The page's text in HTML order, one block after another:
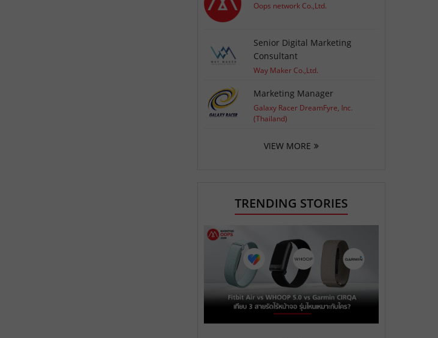
Oops network Co.,Ltd.
Senior Digital Marketing
Consultant
Way Maker Co.,Ltd.
Marketing Manager
Galaxy Racer DreamFyre, Inc.
(Thailand)
VIEW MORE
TRENDING STORIES